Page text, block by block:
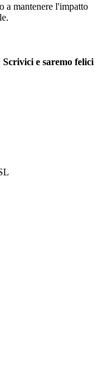
a mantenere l'impatto
e saremo felici